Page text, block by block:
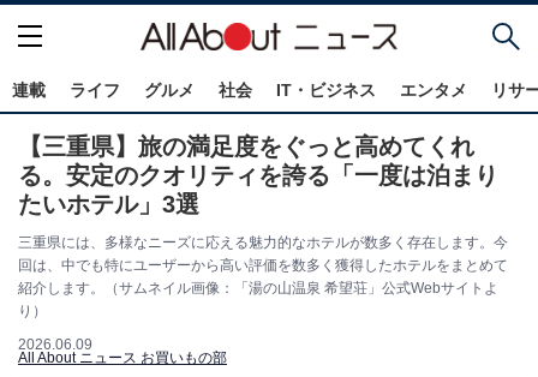
連載 ライフ グルメ 社会 IT・ビジネス エンタメ リサ
【三重県】旅の満足度をぐっと高めてくれ
る。安定のクオリティを誇る「一度は泊まり
たいホテル」3選
三重県には、多様なニーズに応える魅力的なホテルが数多く存在します。今
回は、中でも特にユーザーから高い評価を数多く獲得したホテルをまとめて
紹介します。（サムネイル画像：「湯の山温泉 希望荘」公式Webサイトよ
り）
2026.06.09
All About ニュース お買いもの部